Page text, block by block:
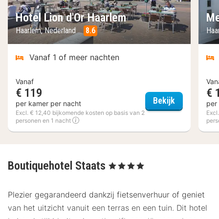
Hotel Lion d'Or Haarlem
Haarlem, Nederland 8.6
Vanaf 1 of meer nachten
Vanaf
€ 119
per kamer per nacht
Excl. € 12,40 bijkomende kosten op basis van 2
personen en 1 nacht
Bekijk Hotel Lion
€
per
Boutiquehotel Staats , 4 Sterren
Plezier gegarandeerd dankzij fietsenverhuur of geniet
van het uitzicht vanuit een terras en een tuin. Dit hotel